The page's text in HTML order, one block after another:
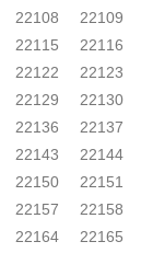
22108
22109
22115
22116
22122
22123
22129
22130
22136
22137
22143
22144
22150
22151
22157
22158
22164
22165